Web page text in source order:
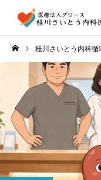
桂川さいとう内科